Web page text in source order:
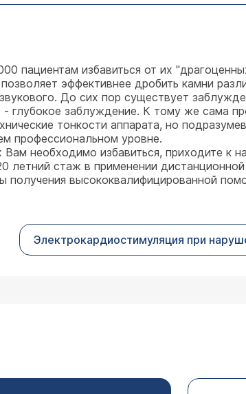
пациентам избавиться от их
эффективнее дробить камни
До сих пор существует
глубокое заблуждение. К тому же сама
тонкости аппарата, но
профессиональном уровне.
необходимо избавиться, приходите к
летний стаж в применении
получения высококвалифицированной
Электрокардио­стимуляция при